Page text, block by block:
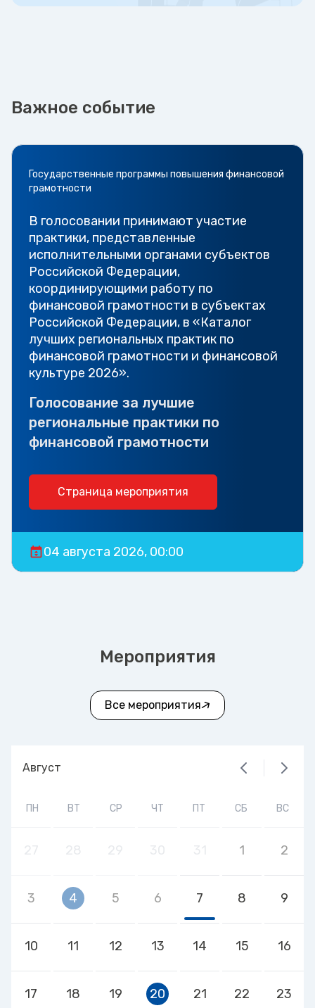
Важное событие
Государственные программы повышения финансовой
грамотности
В голосовании принимают участие
практики, представленные
исполнительными органами субъектов
Российской Федерации,
координирующими работу по
финансовой грамотности в субъектах
Российской Федерации, в «Каталог
лучших региональных практик по
финансовой грамотности и финансовой
культуре 2026».
Голосование за лучшие
региональные практики по
финансовой грамотности
Страница мероприятия
04 августа 2026, 00:00
Мероприятия
Все мероприятия
Август
ПН ВТ СР ЧТ ПТ СБ ВС
1 2
3 4 5 6 7 8 9
10 11 12 13 14 15 16
17 18 19 20 21 22 23